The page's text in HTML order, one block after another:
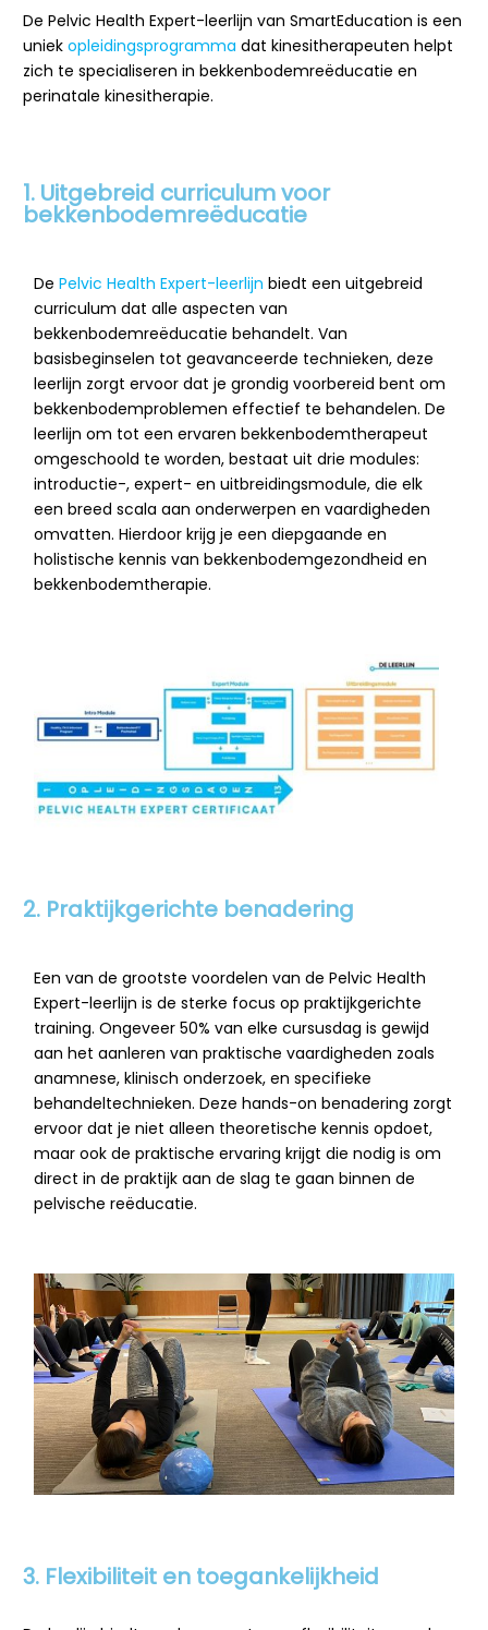
De Pelvic Health Expert-leerlijn van SmartEducation is een
uniekopleidingsprogramma dat kinesitherapeuten helpt
zich te specialiseren in bekkenbodemreëducatie en
perinatale kinesitherapie.
1. Uitgebreid curriculum voor
bekkenbodemreëducatie
DePelvic Health Expert-leerlijn biedt een uitgebreid
curriculum dat alle aspecten van
bekkenbodemreëducatie behandelt. Van
basisbeginselen tot geavanceerde technieken, deze
leerlijn zorgt ervoor dat je grondig voorbereid bent om
bekkenbodemproblemen effectief te behandelen. De
leerlijn om tot een ervaren bekkenbodemtherapeut
omgeschoold te worden, bestaat uit drie modules:
introductie-, expert- en uitbreidingsmodule, die elk
een breed scala aan onderwerpen en vaardigheden
omvatten. Hierdoor krijg je een diepgaande en
holistische kennis van bekkenbodemgezondheid en
bekkenbodemtherapie.
2. Praktijkgerichte benadering
Een van de grootste voordelen van de Pelvic Health
Expert-leerlijn is de sterke focus op praktijkgerichte
training. Ongeveer 50% van elke cursusdag is gewijd
aan het aanleren van praktische vaardigheden zoals
anamnese, klinisch onderzoek, en specifieke
behandeltechnieken. Deze hands-on benadering zorgt
ervoor dat je niet alleen theoretische kennis opdoet,
maar ook de praktische ervaring krijgt die nodig is om
direct in de praktijk aan de slag te gaan binnen de
pelvische reëducatie.
3. Flexibiliteit en toegankelijkheid